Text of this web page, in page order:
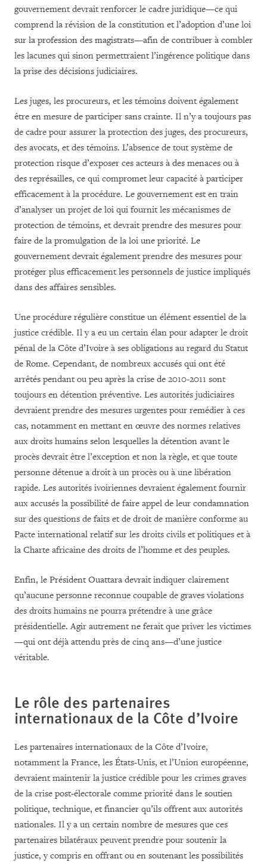
gouvernement devrait renforcer le cadre juridique—ce qui
comprend la révision de la constitution et l’adoption d’une loi
sur la profession des magistrats—afin de contribuer à combler
les lacunes qui sinon permettraient l’ingérence politique dans
la prise des décisions judiciaires.
Les juges, les procureurs, et les témoins doivent également
être en mesure de participer sans crainte. Il n’y a toujours pas
de cadre pour assurer la protection des juges, des procureurs,
des avocats, et des témoins. L’absence de tout système de
protection risque d’exposer ces acteurs à des menaces ou à
des représailles, ce qui compromet leur capacité à participer
efficacement à la procédure. Le gouvernement est en train
d’analyser un projet de loi qui fournit les mécanismes de
protection de témoins, et devrait prendre des mesures pour
faire de la promulgation de la loi une priorité. Le
gouvernement devrait également prendre des mesures pour
protéger plus efficacement les personnels de justice impliqués
dans des affaires sensibles.
Une procédure régulière constitue un élément essentiel de la
justice crédible. Il y a eu un certain élan pour adapter le droit
pénal de la Côte d’Ivoire à ses obligations au regard du Statut
de Rome. Cependant, de nombreux accusés qui ont été
arrêtés pendant ou peu après la crise de 2010-2011 sont
toujours en détention préventive. Les autorités judiciaires
devraient prendre des mesures urgentes pour remédier à ces
cas, notamment en mettant en œuvre des normes relatives
aux droits humains selon lesquelles la détention avant le
procès devrait être l’exception et non la règle, et que toute
personne détenue a droit à un procès ou à une libération
rapide. Les autorités ivoiriennes devraient également fournir
aux accusés la possibilité de faire appel de leur condamnation
sur des questions de faits et de droit de manière conforme au
Pacte international relatif sur les droits civils et politiques et à
la Charte africaine des droits de l’homme et des peuples.
Enfin, le Président Ouattara devrait indiquer clairement
qu’aucune personne reconnue coupable de graves violations
des droits humains ne pourra prétendre à une grâce
présidentielle. Agir autrement ne ferait que priver les victimes
—qui ont déjà attendu près de cinq ans—d’une justice
véritable.
Le rôle des partenaires
internationaux de la Côte d’Ivoire
Les partenaires internationaux de la Côte d’Ivoire,
notamment la France, les États-Unis, et l’Union européenne,
devraient maintenir la justice crédible pour les crimes graves
de la crise post-électorale comme priorité dans le soutien
politique, technique, et financier qu’ils offrent aux autorités
nationales. Il y a un certain nombre de mesures que ces
partenaires bilatéraux peuvent prendre pour soutenir la
justice, y compris en offrant ou en soutenant les possibilités